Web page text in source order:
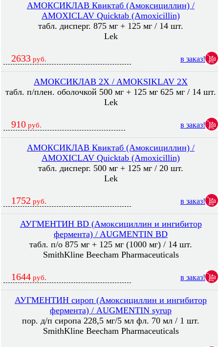
АМОКСИКЛАВ Квиктаб (Амоксициллин) /
AMOXICLAV Quicktab (Amoxicillin)
табл. дисперг. 875 мг + 125 мг / 14 шт.
Lek
2633 руб. в заказ!
АМОКСИКЛАВ 2X / AMOKSIKLAV 2X
табл. п/плен. оболочкой 500 мг + 125 мг 625 мг / 14 шт.
Lek
910 руб. в заказ!
АМОКСИКЛАВ Квиктаб (Амоксициллин) /
AMOXICLAV Quicktab (Amoxicillin)
табл. дисперг. 500 мг + 125 мг / 20 шт.
Lek
1752 руб. в заказ!
АУГМЕНТИН BD (Амоксициллин и ингибитор
фермента) / AUGMENTIN BD
табл. п/о 875 мг + 125 мг (1000 мг) / 14 шт.
SmithKline Beecham Pharmaceuticals
1644 руб. в заказ!
АУГМЕНТИН сироп (Амоксициллин и ингибитор
фермента) / AUGMENTIN syrup
пор. д/п сиропа 228,5 мг/5 мл фл. 70 мл / 1 шт.
SmithKline Beecham Pharmaceuticals